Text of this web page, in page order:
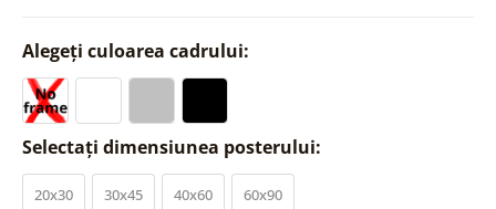
Alegeți culoarea cadrului:
Selectați dimensiunea posterului:
20x30 30x45 40x60 60x90